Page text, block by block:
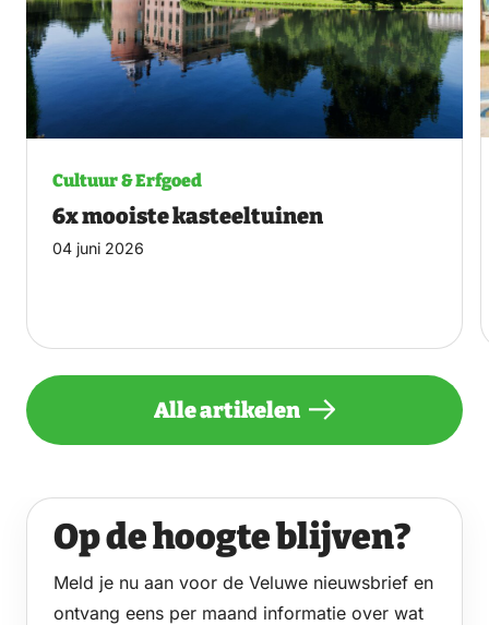
Cultuur & Erfgoed
6x mooiste kasteeltuinen
04 juni 2026
Alle artikelen
Op de hoogte blijven?
Meld je nu aan voor de Veluwe nieuwsbrief en
ontvang eens per maand informatie over wat